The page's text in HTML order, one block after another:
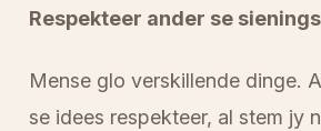
Respekteer ander se sienings
Mense glo verskillende dinge.
se idees respekteer, al stem jy